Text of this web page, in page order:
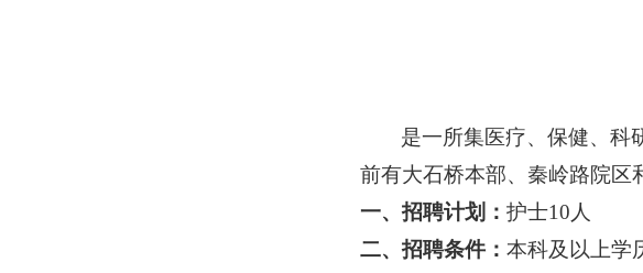
是一所集医疗、保健、科
前有大石桥本部、秦岭路院区
一、招聘计划： 护士10 人
二、招聘条件： 本科及以上学